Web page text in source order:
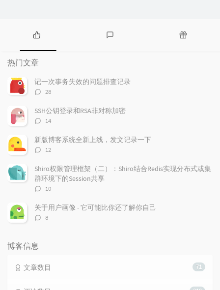
热
门
文
章
论
热门文章
记一次事务失效的问题排查记录
评
数：
28
SSH公钥登录和RSA非对称加密
评
数：
14
新版博客系统全新上线，发文记录一下
评
数：
12
Shiro权限管理框架（二）：Shiro结合Redis实现分布式或集
群环境下的Session共享
评
数：
10
关于用户画像 - 它可能比你还了解你自己
评
8
博客信息
71
文章数目